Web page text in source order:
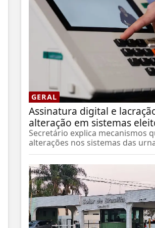
GERAL
Assinatura digital e
alteração em sistemas
Secretário explica mecanismos
alterações nos sistemas das